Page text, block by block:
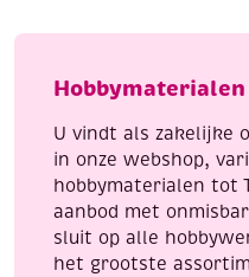
U vindt als zakelijke
in onze webshop,
hobbymaterialen tot
aanbod met
sluit op alle
het grootste